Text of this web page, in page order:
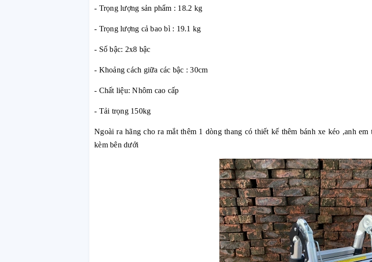
- Trọng lượng sản phẩm : 18.2 kg
- Trọng lượng cả bao bì : 19.1 kg
- Số bậc: 2x8 bậc
- Khoảng cách giữa các bậc : 30cm
- Chất liệu: Nhôm cao cấp
- Tải trọng 150kg
Ngoài ra hãng cho ra mắt thêm 1 dòng thang có thiết kế thêm bánh xe kéo ,anh
kèm bên dưới